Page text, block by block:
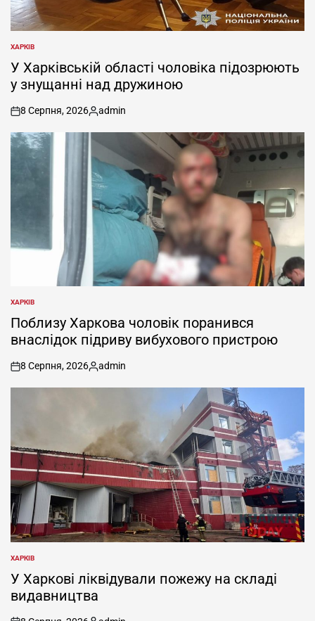
ОПУБЛІКУВАТИ
У
ХАРКІВ
У Харківській області чоловіка підозрюють
у знущанні над дружиною
on
8 Серпня, 2026
Опубліковано
admin
ОПУБЛІКУВАТИ
У
ХАРКІВ
Поблизу Харкова чоловік поранився
внаслідок підриву вибухового пристрою
on
8 Серпня, 2026
Опубліковано
admin
ОПУБЛІКУВАТИ
У
ХАРКІВ
У Харкові ліквідували пожежу на складі
видавництва